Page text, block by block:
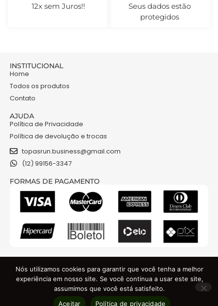
12x sem Juros!!
Seus dados estão
protegidos
INSTITUCIONAL
Home
Todos os produtos
Contato
AJUDA
Política de Privacidade
Política de devolução e trocas
topasrun.business@gmail.com
(12) 99156-3347
FORMAS DE PAGAMENTO
Nós utilizamos cookies para garantir que você tenha a melhor
experiência em nosso site. Se você continua a usar este site,
assumimos que você está satisfeito.
Aceitar
Política de privacidade